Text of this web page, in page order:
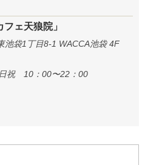
ェ天狼院」
袋1丁目8-1 WACCA池袋 4F
祝 10：00〜22：00